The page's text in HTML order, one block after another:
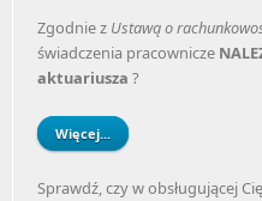
Zgodnie z Ustawą o
świadczenia pracownicze
aktuariusza ?
Więcej...
Sprawdź, czy w obsługującej